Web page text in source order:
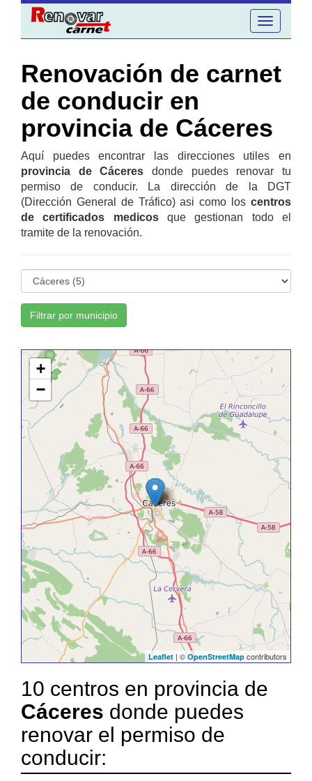
Toggle
navigation
Renovación de carnet
de conducir en
provincia de Cáceres
Aquí puedes encontrar las direcciones utiles en
provincia de Cáceres donde puedes renovar tu
permiso de conducir. La dirección de la DGT
(Dirección General de Tráfico) asi como los centros
de certificados medicosque gestionan todo el
tramite de la renovación.
Filtrar por municipio
+
−
Leaflet | © OpenStreetMap contributors
10 centros en provincia de
Cáceres donde puedes
renovar el permiso de
conducir: